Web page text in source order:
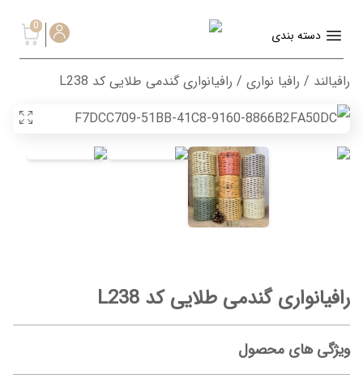
دسته بندی
0
رافیالند / رافیا نواری / رافیانواری گندمی طلایی کد L238
رافیانواری گندمی طلایی کد L238
ویژگی های محصول